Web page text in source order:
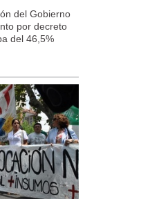
del Gobierno
por decreto
del 46,5%